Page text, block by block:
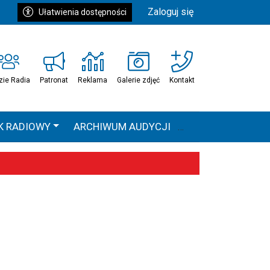
Ułatwienia dostępności Zaloguj się
Radia Patronat Reklama Galerie zdjęć Kontakt
RADIOWY ARCHIWUM AUDYCJI
HEAVEN TOUR